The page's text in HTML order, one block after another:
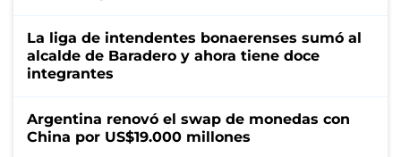
La liga de intendentes bonaerenses sumó al
alcalde de Baradero y ahora tiene doce
integrantes
Argentina renovó el swap de monedas con
China por US$19.000 millones